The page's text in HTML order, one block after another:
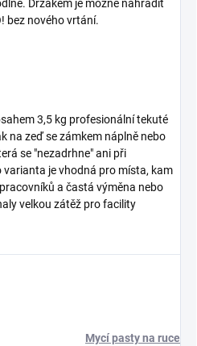
Držákem je možné nahradit
bez nového vrtání.
3,5 kg profesionální tekuté
na zeď se zámkem náplně nebo
se "nezadrhne" ani při
je vhodná pro místa, kam
a častá výměna nebo
velkou zátěž pro facility
Mycí pasty na ruce